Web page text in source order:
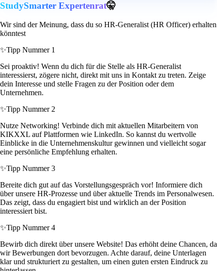
StudySmarter Expertenrat🤫
Wir sind der Meinung, dass du so HR-Generalist (HR Officer) erhalten
könntest
✨Tipp Nummer 1
Sei proaktiv! Wenn du dich für die Stelle als HR-Generalist
interessierst, zögere nicht, direkt mit uns in Kontakt zu treten. Zeige
dein Interesse und stelle Fragen zu der Position oder dem
Unternehmen.
✨Tipp Nummer 2
Nutze Networking! Verbinde dich mit aktuellen Mitarbeitern von
KIKXXL auf Plattformen wie LinkedIn. So kannst du wertvolle
Einblicke in die Unternehmenskultur gewinnen und vielleicht sogar
eine persönliche Empfehlung erhalten.
✨Tipp Nummer 3
Bereite dich gut auf das Vorstellungsgespräch vor! Informiere dich
über unsere HR-Prozesse und über aktuelle Trends im Personalwesen.
Das zeigt, dass du engagiert bist und wirklich an der Position
interessiert bist.
✨Tipp Nummer 4
Bewirb dich direkt über unsere Website! Das erhöht deine Chancen, da
wir Bewerbungen dort bevorzugen. Achte darauf, deine Unterlagen
klar und strukturiert zu gestalten, um einen guten ersten Eindruck zu